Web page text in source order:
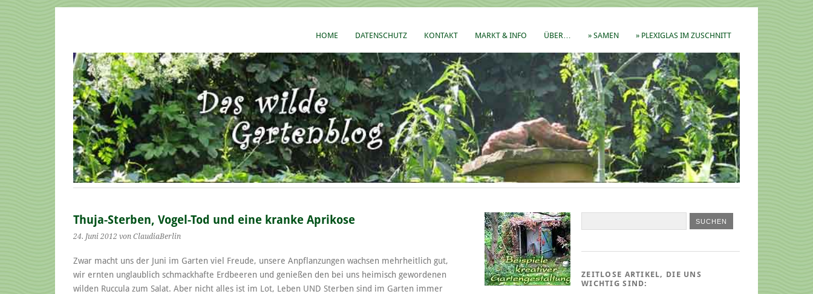
HOME DATENSCHUTZ KONTAKT MARKT & INFO ÜBER… » SAMEN » PLEXIGLAS IM ZUSCHNITT
Thuja-Sterben, Vogel-Tod und eine kranke Aprikose
24. Juni 2012 von ClaudiaBerlin
Zwar macht uns der Juni im Garten viel Freude, unsere Anpflanzungen wachsen mehrheitlich gut,
wir ernten unglaublich schmackhafte Erdbeeren und genießen den bei uns heimisch gewordenen
wilden Ruccula zum Salat. Aber nicht alles ist im Lot, Leben UND Sterben sind im Garten immer
ZEITLOSE ARTIKEL, DIE UNS
WICHTIG SIND: